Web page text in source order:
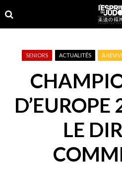
to
navigation
to
content
SENIORS ACTUALITÉS À
D’EUROPE
LE